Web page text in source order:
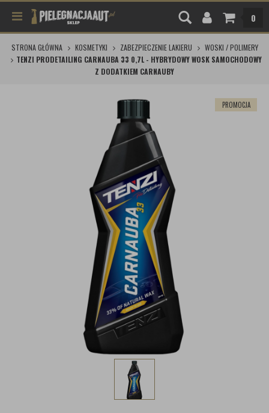
0
STRONA GŁÓWNA KOSMETYKI ZABEZPIECZENIE LAKIERU
WOSKI / POLIMERY
TENZI PRODETAILING CARNAUBA 33 0,7L - HYBRYDOWY WOSK SAMOCHODOWY
Z DODATKIEM CARNAUBY
PROMOCJA